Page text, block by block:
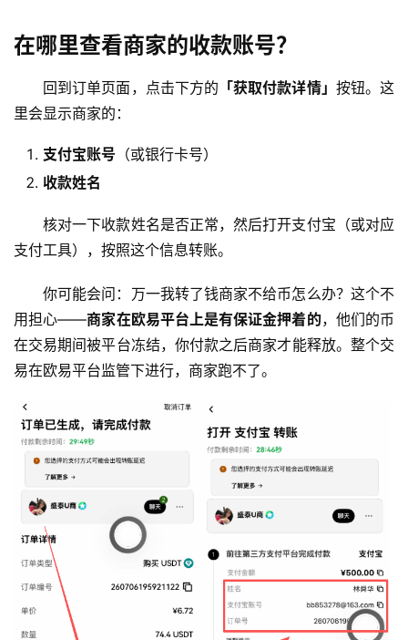
在哪里查看商家的收款账号？
回到订单页面，点击下方的 「获取付款详情」 按钮。这
里会显示商家的：
支付宝账号 （或银行卡号）
收款姓名
核对一下收款姓名是否正常，然后打开支付宝（或对应
支付工具），按照这个信息转账。
你可能会问：万一我转了钱商家不给币怎么办？这个不
用担心——商家在欧易平台上是有保证金押着的，他们的币
在交易期间被平台冻结，你付款之后商家才能释放。整个交
易在欧易平台监管下进行，商家跑不了。